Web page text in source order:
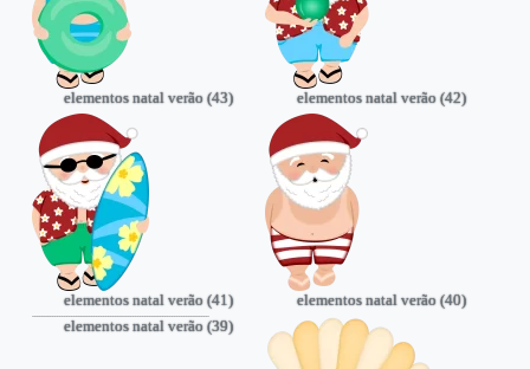
elementos natal verão (43) elementos natal verão (42)
elementos natal verão (41)
elementos natal verão (40)
elementos natal verão (39)